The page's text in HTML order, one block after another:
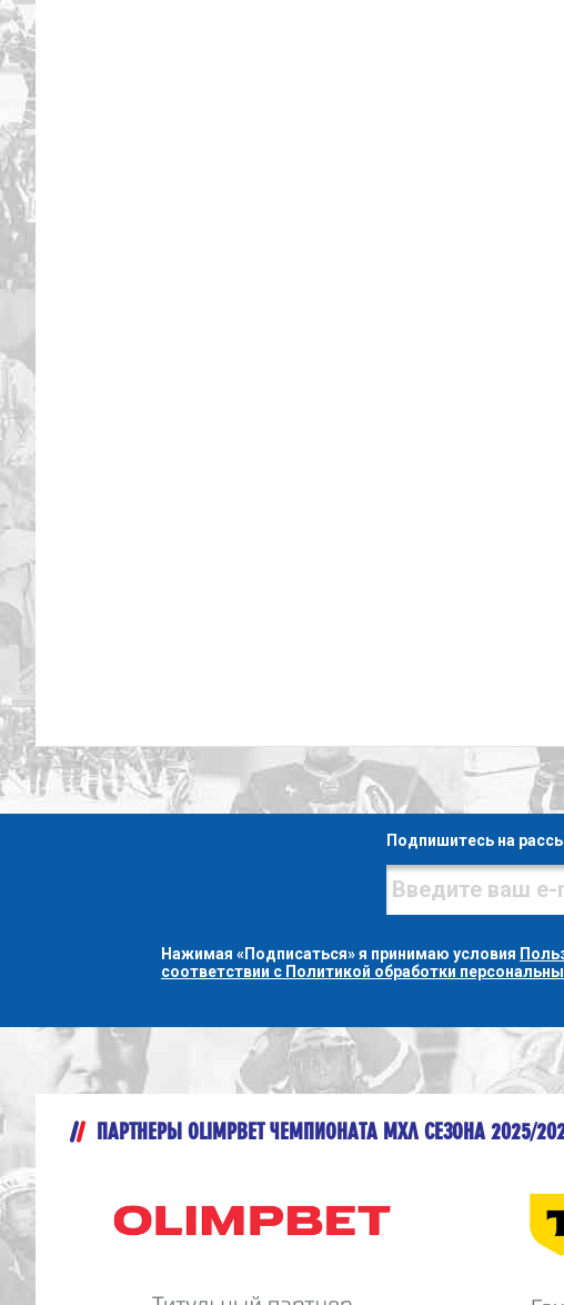
Подпишитесь на
Нажимая «Подписаться» я принимаю условия
соответствии с Политикой обработки
ПАРТНЕРЫ OLIMPBET ЧЕМПИОНАТА МХЛ СЕЗОНА 2025/